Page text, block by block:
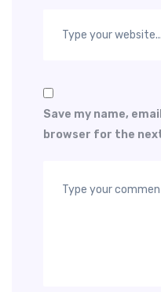
Save my name,
browser for the